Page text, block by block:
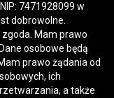
7471928099 w
dobrowolne.
Mam prawo
osobowe będą
prawo żądania od
ich
a także